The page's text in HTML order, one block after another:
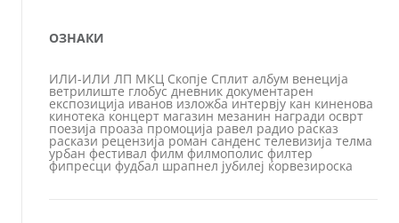
ОЗНАКИ
ИЛИ-ИЛИ ЛП МКЦ Скопје Сплит албум венеција
ветрилиште глобус дневник документарен
експозиција иванов изложба интервју кан киненова
кинотека концерт магазин мезанин награди осврт
поезија проаза промоција равел радио расказ
раскази рецензија роман санденс телевизија телма
урбан фестивал филм филмополис филтер
фипресци фудбал шрапнел јубилеј ќорвезироска